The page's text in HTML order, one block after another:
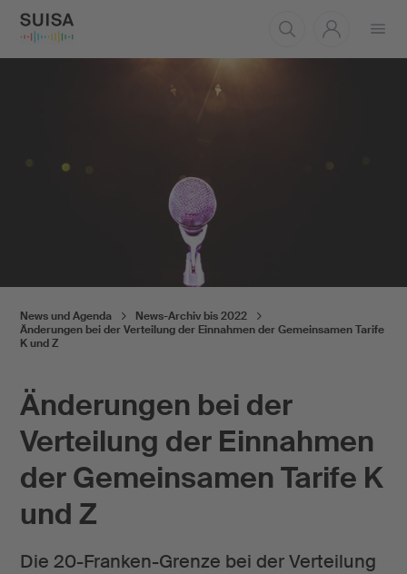
Änderungen bei der
Verteilung der Einnahmen
der Gemeinsamen Tarife K
und Z
Die 20-Franken-Grenze bei der Verteilung
News und Agenda
News-Archiv bis 2022
Änderungen bei der Verteilung der Einnahmen der Gemeinsamen Tarife
K und Z